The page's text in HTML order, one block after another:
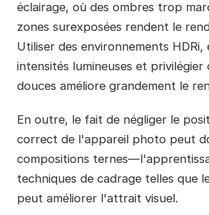
éclairage, où des ombres trop
zones surexposées rendent le
Utiliser des environnements HDRi,
intensités lumineuses et privilégier
douces améliore grandement le
En outre, le fait de négliger le
correct de l'appareil photo peut
compositions
techniques de cadrage telles que
peut améliorer l'attrait visuel.